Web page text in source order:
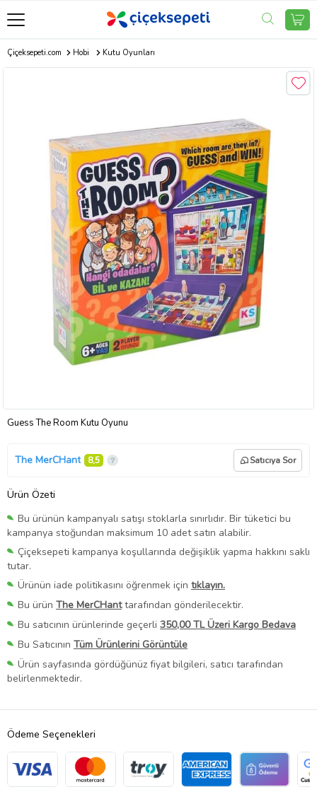
Çiçeksepeti.com Hobi Kutu Oyunları
Guess The Room Kutu Oyunu
The MerCHant 8,5 Satıcıya Sor
Ürün Özeti
Bu ürünün kampanyalı satışı stoklarla sınırlıdır. Bir tüketici bu
kampanya stoğundan maksimum 10 adet satın alabilir.
Çiçeksepeti kampanya koşullarında değişiklik yapma hakkını saklı
tutar.
Ürünün iade politikasını öğrenmek için tıklayın.
Bu ürün The MerCHanttarafından gönderilecektir.
Bu satıcının ürünlerinde geçerli 350,00 TL Üzeri Kargo Bedava
Bu Satıcının Tüm Ürünlerini Görüntüle
Ürün sayfasında gördüğünüz fiyat bilgileri, satıcı tarafından
belirlenmektedir.
Ödeme Seçenekleri